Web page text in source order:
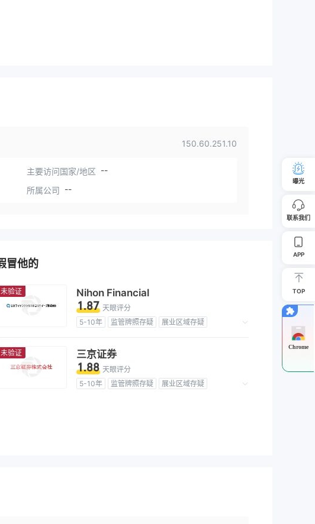
150.60.251.10
主要访问国家/地区 --
所属公司 --
冒他的
未验证 Nihon Financial
1.87 天眼评分
5-10年
监管牌照存疑
展业区域存疑
未验证
三京证券
1.88 天眼评分
5-10年
监管牌照存疑
展业区域存疑
曝光
联系我们
APP
TOP
Chrome